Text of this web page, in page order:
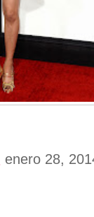
enero 28,